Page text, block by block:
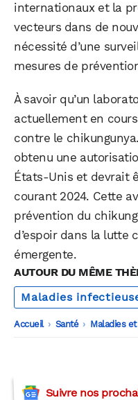
internationaux et la
vecteurs dans de
nécessité d’une
mesures de
À savoir qu’un
actuellement en
contre le
obtenu une
États-Unis et devrait
courant 2024. Cette
prévention du
d’espoir dans la lutte
émergente.
AUTOUR DU MÊME
Maladies
Accueil -
Santé -
Maladies
Suivre nos